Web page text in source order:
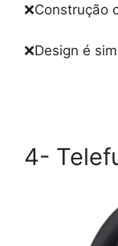
❌Construção
❌Design é
4-